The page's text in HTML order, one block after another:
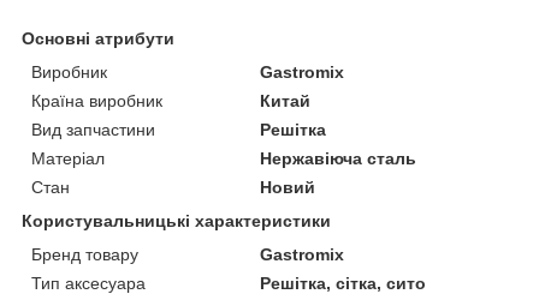
Основні атрибути
Виробник
Gastromix
Країна виробник
Китай
Вид запчастини
Решітка
Матеріал
Нержавіюча сталь
Стан
Новий
Користувальницькі характеристики
Бренд товару
Gastromix
Тип аксесуара
Решітка, сітка, сито